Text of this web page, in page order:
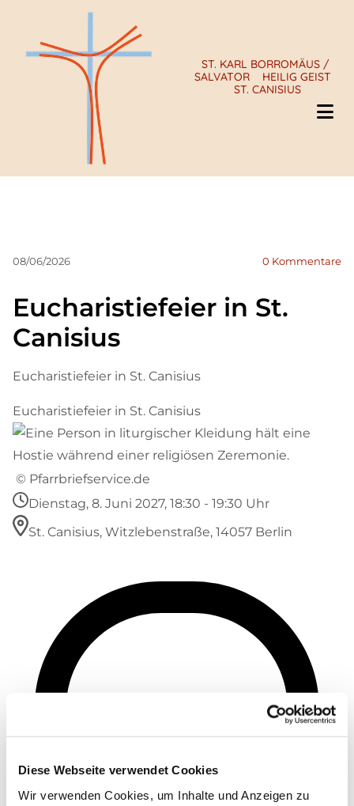
Diese Webseite verwendet Cookies
Wir verwenden Cookies, um Inhalte und Anzeigen zu
ST. KARL BORROMÄUS /
SALVATOR
HEILIG GEIST
ST. CANISIUS
08/06/2026 0 Kommentare
Eucharistiefeier in St.
Canisius
Eucharistiefeier in St. Canisius
Eucharistiefeier in St. Canisius
© Pfarrbriefservice.de
Dienstag, 8. Juni 2027, 18:30 - 19:30 Uhr
St. Canisius, Witzlebenstraße, 14057 Berlin